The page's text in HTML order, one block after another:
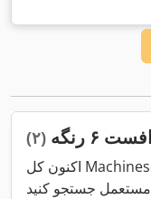
رنگه (۲)
اکنون کل Machineseeker را با بیش از ۲۰۰٬۰۰۰ ماشین